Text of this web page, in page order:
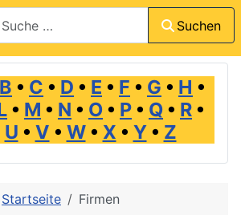
Suchen
B • C • D • E • F • G • H •
• M • N • O • P • Q • R •
U • V • W• X • Y• Z
Startseite Firmen